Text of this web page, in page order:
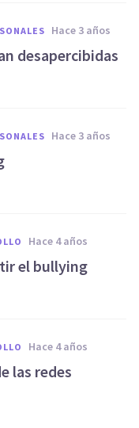
hace 3 años
desapercibidas
hace 3 años
hace 4 años
el bullying
hace 4 años
las redes